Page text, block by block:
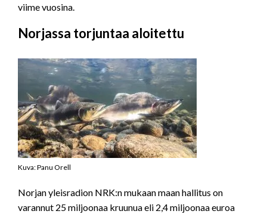
viime vuosina.
Norjassa torjuntaa aloitettu
Kuva: Panu Orell
Norjan yleisradion NRK:n mukaan maan hallitus on
varannut 25 miljoonaa kruunua eli 2,4 miljoonaa euroa